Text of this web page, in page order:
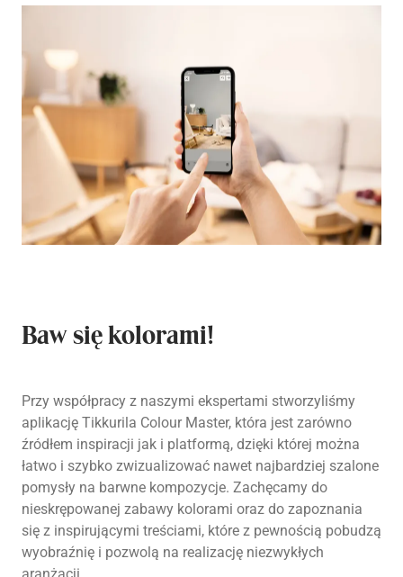
Baw się kolorami!
Przy współpracy z naszymi ekspertami stworzyliśmy
aplikację Tikkurila Colour Master, która jest zarówno
źródłem inspiracji jak i platformą, dzięki której można
łatwo i szybko zwizualizować nawet najbardziej szalone
pomysły na barwne kompozycje. Zachęcamy do
nieskrępowanej zabawy kolorami oraz do zapoznania
się z inspirującymi treściami, które z pewnością pobudzą
wyobraźnię i pozwolą na realizację niezwykłych